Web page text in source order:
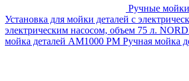
Ручные мойки
Установка для мойки деталей с
электрическим насосом, объем 75 л.
мойка деталей АМ1000 РМ Ручная мойка